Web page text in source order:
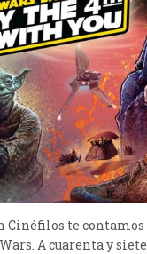
Cinéfilos te
A cuarenta y